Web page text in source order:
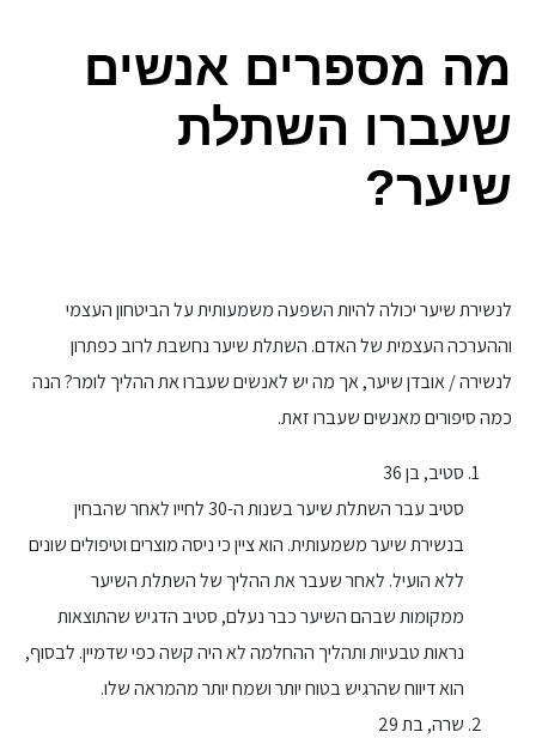
מה מספרים אנשים
שעברו השתלת
שיער?
לנשירת שיער יכולה להיות השפעה משמעותית על הביטחון העצמי
וההערכה העצמית של האדם. השתלת שיער נחשבת לרוב כפתרון
לנשירה / אובדן שיער, אך מה יש לאנשים שעברו את ההליך לומר? הנה
כמה סיפורים מאנשים שעברו זאת.
סטיב, בן 36
סטיב עבר השתלת שיער בשנות ה-30 לחייו לאחר שהבחין
בנשירת שיער משמעותית. הוא ציין כי ניסה מוצרים וטיפולים שונים
ללא הועיל. לאחר שעבר את ההליך של השתלת השיער
ממקומות שבהם השיער כבר נעלם, סטיב הדגיש שהתוצאות
נראות טבעיות ותהליך ההחלמה לא היה קשה כפי שדמיין. לבסוף,
הוא דיווח שהרגיש בטוח יותר ושמח יותר מהמראה שלו.
שרה, בת 29